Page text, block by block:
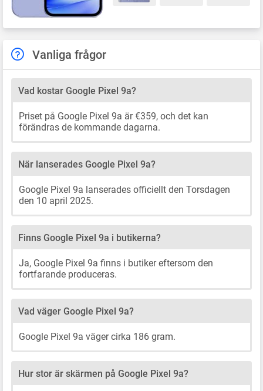
Vanliga frågor
Vad kostar Google Pixel 9a?
Priset på Google Pixel 9a är €359, och det kan
förändras de kommande dagarna.
När lanserades Google Pixel 9a?
Google Pixel 9a lanserades officiellt den Torsdagen
den 10 april 2025.
Finns Google Pixel 9a i butikerna?
Ja, Google Pixel 9a finns i butiker eftersom den
fortfarande produceras.
Vad väger Google Pixel 9a?
Google Pixel 9a väger cirka 186 gram.
Hur stor är skärmen på Google Pixel 9a?